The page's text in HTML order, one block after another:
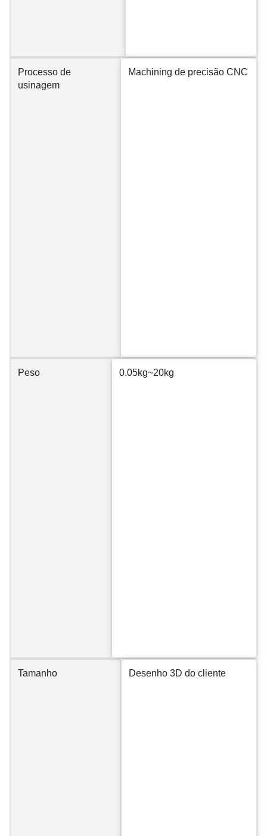
Processo de
usinagem
Machining de precisão CNC
Peso 0.05kg~20kg
Tamanho Desenho 3D do cliente